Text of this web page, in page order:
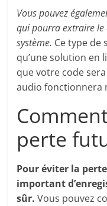
Vous pouvez
qui pourra extraire
système. Ce type de
qu’une solution en
que votre code
audio fonctionnera
perte
Pour éviter la
important
sûr. Vous pouvez